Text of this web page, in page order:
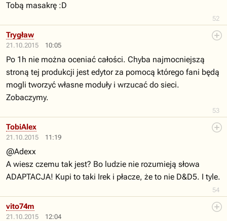
52
Tobą masakrę :D
21.10.2015 10:05
53
Trygław
Po 1h nie można oceniać całości. Chyba najmocniejszą
stroną tej produkcji jest edytor za pomocą którego fani będą
mogli tworzyć własne moduły i wrzucać do sieci.
Zobaczymy.
21.10.2015 11:19
54
TobiAlex
@Adexx
A wiesz czemu tak jest? Bo ludzie nie rozumieją słowa
ADAPTACJA! Kupi to taki Irek i płacze, że to nie D&D5. I tyle.
21.10.2015 12:04
vito74m